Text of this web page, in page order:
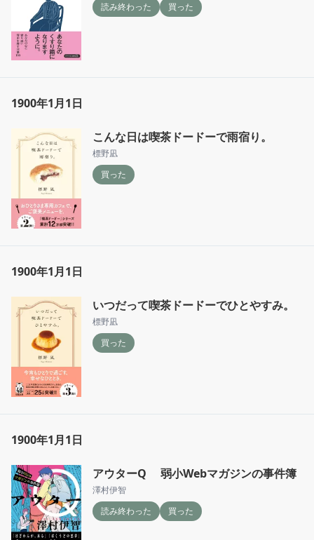
読み終わった
買った
1900年1月1日
こんな日は喫茶ドードーで雨宿り。
標野凪
買った
1900年1月1日
いつだって喫茶ドードーでひとやすみ。
標野凪
買った
1900年1月1日
アウターQ 弱小Webマガジンの事件簿
澤村伊智
読み終わった
買った